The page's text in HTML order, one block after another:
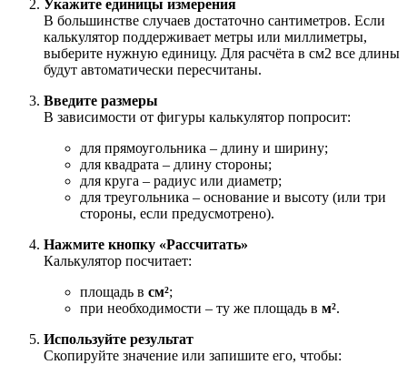
Укажите единицы измерения
В большинстве случаев достаточно сантиметров. Если
калькулятор поддерживает метры или миллиметры,
выберите нужную единицу. Для расчёта в см2 все длины
будут автоматически пересчитаны.
Введите размеры
В зависимости от фигуры калькулятор попросит:
для прямоугольника – длину и ширину;
для квадрата – длину стороны;
для круга – радиус или диаметр;
для треугольника – основание и высоту (или три
стороны, если предусмотрено).
Нажмите кнопку «Рассчитать»
Калькулятор посчитает:
площадь в см²;
при необходимости – ту же площадь в м².
Используйте результат
Скопируйте значение или запишите его, чтобы: